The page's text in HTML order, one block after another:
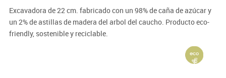
Excavadora de 22 cm. fabricado con un 98% de caña de azúcar y
un 2% de astillas de madera del arbol del caucho. Producto eco-
friendly, sostenible y reciclable.